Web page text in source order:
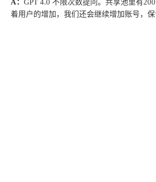
A： GPT 4.0 不限次数提问。共享池里有
着用户的增加，我们还会继续增加账号，保